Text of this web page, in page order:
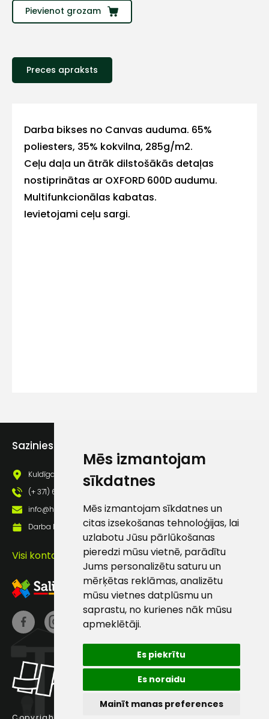
Mēs izmantojam
sīkdatnes
Mēs izmantojam sīkdatnes un
citas izsekošanas tehnoloģijas, lai
uzlabotu Jūsu pārlūkošanas
pieredzi mūsu vietnē, parādītu
Jums personalizētu saturu un
mērķētas reklāmas, analizētu
mūsu vietnes datplūsmu un
saprastu, no kurienes nāk mūsu
apmeklētāji.
Es piekrītu
Es noraidu
Mainīt manas preferences
Pievienot grozam
Preces apraksts
Darba bikses no Canvas auduma. 65%
poliesters, 35% kokvilna, 285g/m2.
Ceļu daļa un ātrāk dilstošākās detaļas
nostiprinātas ar OXFORD 600D audumu.
Multifunkcionālas kabatas.
Ievietojami ceļu sargi.
Sazinies ar mums
Kuldīgas iela 69a, Saldus, Saldus nov., LV - 3801
(+ 371) 63 881 186
info@hards.lv
Darba laiks: Darbadienās: 8:00 - 17:00
Visi kontakti
E-pasts
pastā
Sūtīt ziņojumu
Klientu
atbalsts
Darbdienās:
8:00 – 17:00
186
info@hards.lv